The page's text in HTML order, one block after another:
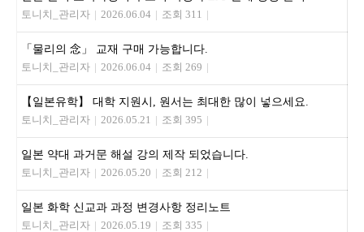
토니치_관리자 | 2026.06.04 | 조회 311 |
「물리의 念」 교재 구매 가능합니다.
토니치_관리자 | 2026.06.04 | 조회 269 |
【일본유학】 대학 지원시, 원서는 최대한 많이 넣으세요.
토니치_관리자 | 2026.05.21 | 조회 395 |
일본 약대 과거문 해설 강의 제작 되었습니다.
토니치_관리자 | 2026.05.20 | 조회 212 |
일본 화학 신교과 과정 변경사항 정리노트
토니치_관리자 | 2026.05.19 | 조회 335 |